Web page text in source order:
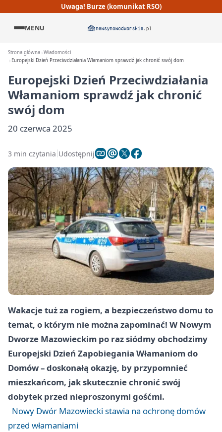
Uwaga! Burze (komunikat RSO)
MENU
Strona główna Wiadomości
Europejski Dzień Przeciwdziałania Włamaniom sprawdź jak chronić swój dom
Europejski Dzień Przeciwdziałania
Włamaniom sprawdź jak chronić
swój dom
20 czerwca 2025
3 min czytania Udostępnij
Wakacje tuż za rogiem, a bezpieczeństwo domu to
temat, o którym nie można zapominać! W Nowym
Dworze Mazowieckim po raz siódmy obchodzimy
Europejski Dzień Zapobiegania Włamaniom do
Domów – doskonałą okazję, by przypomnieć
mieszkańcom, jak skutecznie chronić swój
dobytek przed nieproszonymi gośćmi.
Nowy Dwór Mazowiecki stawia na ochronę domów
przed włamaniami